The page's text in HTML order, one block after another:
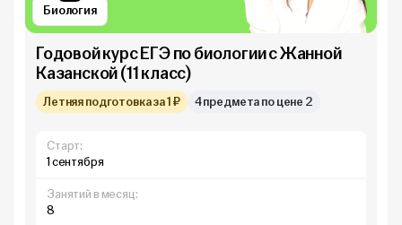
Биология
Годовой курс ЕГЭ по биологии с Жанной
Казанской (11 класс)
Летняя подготовка за 1 ₽ 4 предмета по цене 2
Старт:
1 сентября
Занятий в месяц:
8